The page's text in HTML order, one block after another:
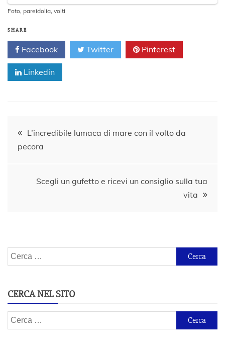
Foto, pareidolia, volti
SHARE
Facebook Twitter Pinterest
Linkedin
Navigazione
articoli
L’incredibile lumaca di mare con il volto da
pecora
Scegli un gufetto e ricevi un consiglio sulla tua
vita
Ricerca
per:
CERCA NEL SITO
Ricerca
per: